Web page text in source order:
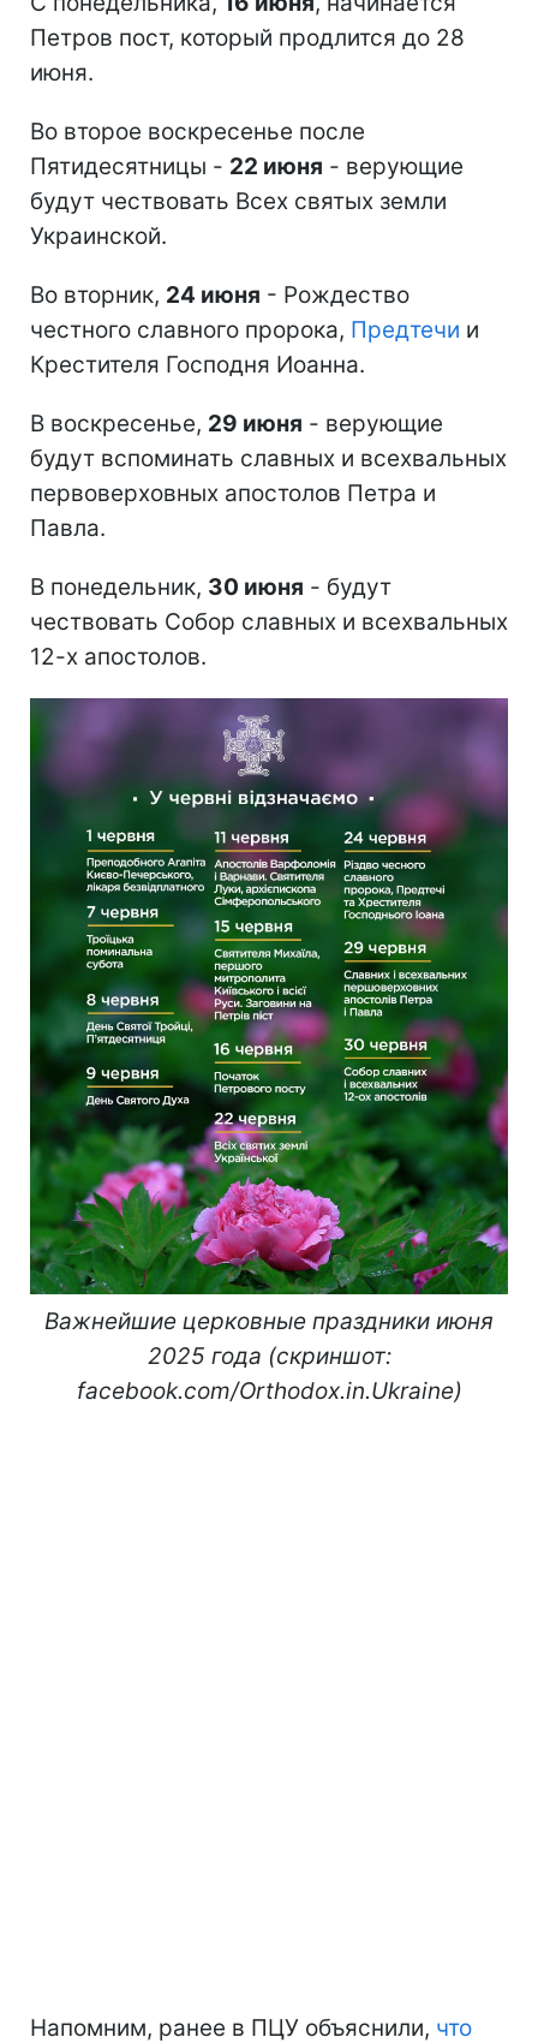
Петров пост, который продлится до 28
июня.
Во второе воскресенье после
Пятидесятницы - 22 июня - верующие
будут чествовать Всех святых земли
Украинской.
Во вторник, 24 июня - Рождество
честного славного пророка, Предтечи и
Крестителя Господня Иоанна.
В воскресенье, 29 июня - верующие
будут вспоминать славных и всехвальных
первоверховных апостолов Петра и
Павла.
В понедельник, 30 июня - будут
чествовать Собор славных и всехвальных
12-х апостолов.
Важнейшие церковные праздники июня
2025 года (скриншот:
facebook.com/Orthodox.in.Ukraine)
Напомним, ранее в ПЦУ объяснили, что